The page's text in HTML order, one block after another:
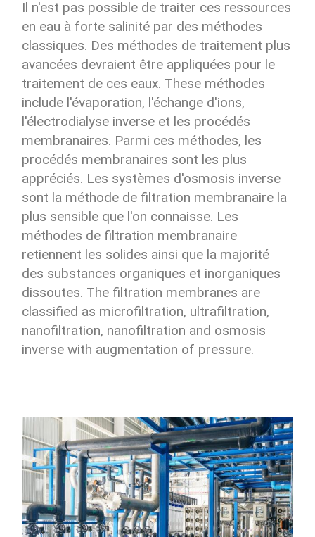
Il n'est pas possible de traiter ces ressources
en eau à forte salinité par des méthodes
classiques. Des méthodes de traitement plus
avancées devraient être appliquées pour le
traitement de ces eaux. These méthodes
include l'évaporation, l'échange d'ions,
l'électrodialyse inverse et les procédés
membranaires. Parmi ces méthodes, les
procédés membranaires sont les plus
appréciés. Les systèmes d'osmosis inverse
sont la méthode de filtration membranaire la
plus sensible que l'on connaisse. Les
méthodes de filtration membranaire
retiennent les solides ainsi que la majorité
des substances organiques et inorganiques
dissoutes. The filtration membranes are
classified as microfiltration, ultrafiltration,
nanofiltration, nanofiltration and osmosis
inverse with augmentation of pressure.